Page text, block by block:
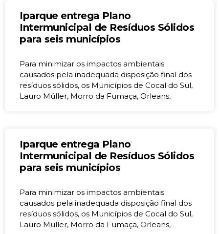
Iparque entrega Plano
Intermunicipal de Resíduos Sólidos
para seis municípios
Para minimizar os impactos ambientais
causados pela inadequada disposição final dos
resíduos sólidos, os Municípios de Cocal do Sul,
Lauro Müller, Morro da Fumaça, Orleans,
Iparque entrega Plano
Intermunicipal de Resíduos Sólidos
para seis municípios
Para minimizar os impactos ambientais
causados pela inadequada disposição final dos
resíduos sólidos, os Municípios de Cocal do Sul,
Lauro Müller, Morro da Fumaça, Orleans,